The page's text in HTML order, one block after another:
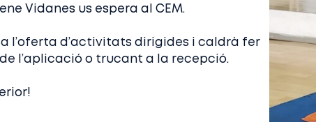
Vidanes us espera al CEM.
l’oferta d’activitats dirigides i caldrà fer
l’aplicació o trucant a la recepció.